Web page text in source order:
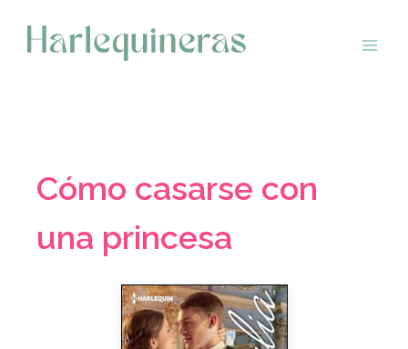
contenido
Cómo casarse con
una princesa